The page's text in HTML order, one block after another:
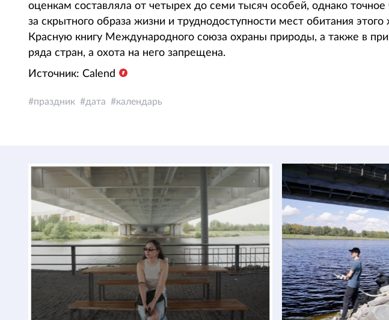
оценкам составляла от четырех до семи тысяч особей, однако точное
за скрытного образа жизни и труднодоступности мест обитания
Красную книгу Международного союза охраны природы, а также в
ряда стран, а охота на него запрещена.
Источник: Calend
праздник дата календарь